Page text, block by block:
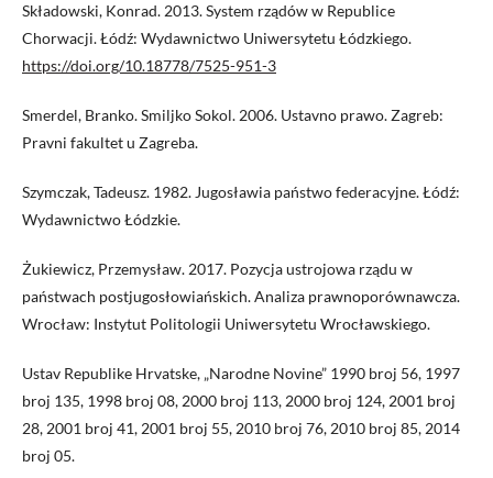
Składowski, Konrad. 2013. System rządów w Republice
Chorwacji. Łódź: Wydawnictwo Uniwersytetu Łódzkiego.
https://doi.org/10.18778/7525-951-3
Smerdel, Branko. Smiljko Sokol. 2006. Ustavno prawo. Zagreb:
Pravni fakultet u Zagreba.
Szymczak, Tadeusz. 1982. Jugosławia państwo federacyjne. Łódź:
Wydawnictwo Łódzkie.
Żukiewicz, Przemysław. 2017. Pozycja ustrojowa rządu w
państwach postjugosłowiańskich. Analiza prawnoporównawcza.
Wrocław: Instytut Politologii Uniwersytetu Wrocławskiego.
Ustav Republike Hrvatske, „Narodne Novine” 1990 broj 56, 1997
broj 135, 1998 broj 08, 2000 broj 113, 2000 broj 124, 2001 broj
28, 2001 broj 41, 2001 broj 55, 2010 broj 76, 2010 broj 85, 2014
broj 05.